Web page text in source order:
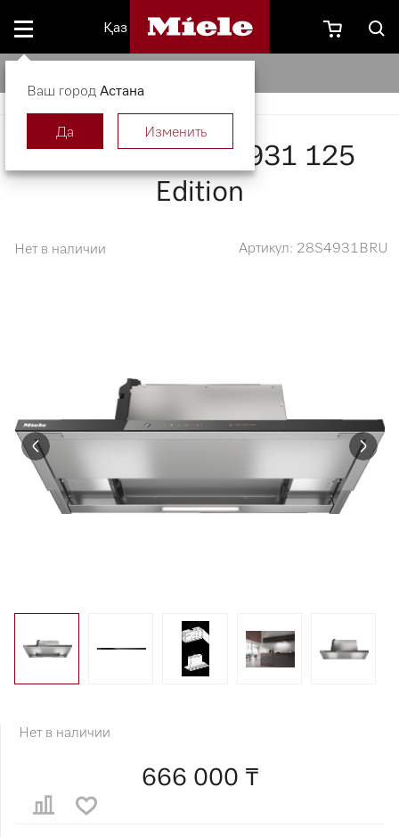
Қаз
Вытяжка DAS 4931 125
Edition
Нет в наличии Артикул: 28S4931BRU
Нет в наличии
666 000 ₸
Ваш город Астана
Да Изменить